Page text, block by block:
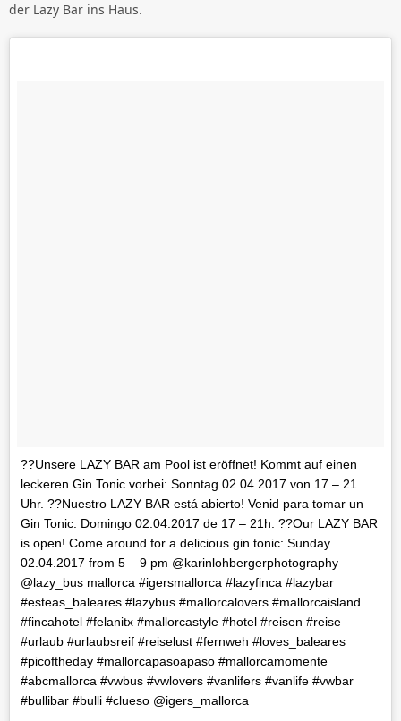
der Lazy Bar ins Haus.
??Unsere LAZY BAR am Pool ist eröffnet! Kommt auf einen
leckeren Gin Tonic vorbei: Sonntag 02.04.2017 von 17 – 21
Uhr. ??Nuestro LAZY BAR está abierto! Venid para tomar un
Gin Tonic: Domingo 02.04.2017 de 17 – 21h. ??Our LAZY BAR
is open! Come around for a delicious gin tonic: Sunday
02.04.2017 from 5 – 9 pm @karinlohbergerphotography
@lazy_bus mallorca #igersmallorca #lazyfinca #lazybar
#esteas_baleares #lazybus #mallorcalovers #mallorcaisland
#fincahotel #felanitx #mallorcastyle #hotel #reisen #reise
#urlaub #urlaubsreif #reiselust #fernweh #loves_baleares
#picoftheday #mallorcapasoapaso #mallorcamomente
#abcmallorca #vwbus #vwlovers #vanlifers #vanlife #vwbar
#bullibar #bulli #clueso @igers_mallorca